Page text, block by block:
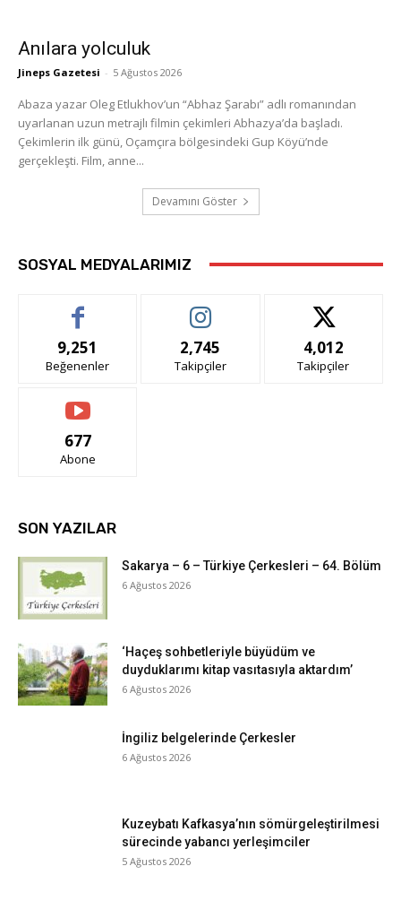
Anılara yolculuk
Jineps Gazetesi - 5 Ağustos 2026
Abaza yazar Oleg Etlukhov’un “Abhaz Şarabı” adlı romanından
uyarlanan uzun metrajlı filmin çekimleri Abhazya’da başladı.
Çekimlerin ilk günü, Oçamçıra bölgesindeki Gup Köyü’nde
gerçekleşti. Film, anne...
Devamını Göster
SOSYAL MEDYALARIMIZ
9,251
Beğenenler
2,745
Takipçiler
4,012
Takipçiler
677
Abone
SON YAZILAR
Sakarya – 6 – Türkiye Çerkesleri – 64. Bölüm
6 Ağustos 2026
‘Haçeş sohbetleriyle büyüdüm ve
duyduklarımı kitap vasıtasıyla aktardım’
6 Ağustos 2026
İngiliz belgelerinde Çerkesler
6 Ağustos 2026
Kuzeybatı Kafkasya’nın sömürgeleştirilmesi
sürecinde yabancı yerleşimciler
5 Ağustos 2026